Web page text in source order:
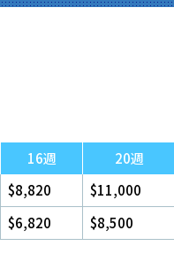
16週 20週
$8,820 $11,000
$6,820 $8,500